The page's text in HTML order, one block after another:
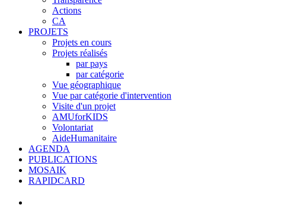
Actions
CA
PROJETS
Projets en cours
Projets réalisés
par pays
par catégorie
Vue géographique
Vue par catégorie d'intervention
Visite d'un projet
AMUforKIDS
Volontariat
AideHumanitaire
AGENDA
PUBLICATIONS
MOSAIK
RAPIDCARD